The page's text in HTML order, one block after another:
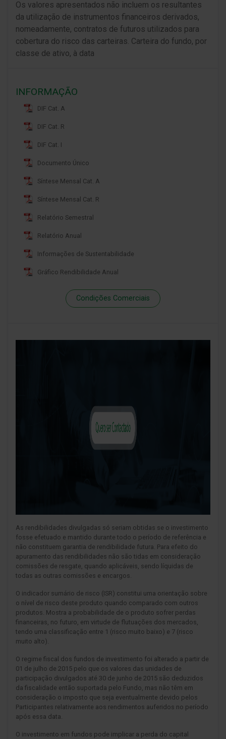
Os valores apresentados não incluem os resultantes
da utilização de instrumentos financeiros derivados,
nomeadamente, contratos de futuros utilizados para
cobertura do risco das carteiras. Carteira do fundo, por
classe de ativo, à data
INFORMAÇÃO
DIF Cat. A
DIF Cat. R
DIF Cat. I
Documento Único
Síntese Mensal Cat. A
Síntese Mensal Cat. R
Relatório Semestral
Relatório Anual
Informações de Sustentabilidade
Gráfico Rendibilidade Anual
Condições Comerciais
As rendibilidades divulgadas só seriam obtidas se o investimento
fosse efetuado e mantido durante todo o período de referência e
não constituem garantia de rendibilidade futura. Para efeito do
apuramento das rendibilidades não são tidas em consideração
comissões de resgate, quando aplicáveis, sendo líquidas de
todas as outras comissões e encargos.
O indicador sumário de risco (ISR) constitui uma orientação sobre
o nível de risco deste produto quando comparado com outros
produtos. Mostra a probabilidade de o produto sofrer perdas
financeiras, no futuro, em virtude de flutuações dos mercados,
tendo uma classificação entre 1 (risco muito baixo) e 7 (risco
muito alto).
O regime fiscal dos fundos de investimento foi alterado a partir de
01 de julho de 2015 pelo que os valores das unidades de
participação divulgados até 30 de junho de 2015 são deduzidos
da fiscalidade então suportada pelo Fundo, mas não têm em
consideração o imposto que seja eventualmente devido pelos
Participantes relativamente aos rendimentos auferidos no período
após essa data.
O investimento em fundos pode implicar a perda do capital